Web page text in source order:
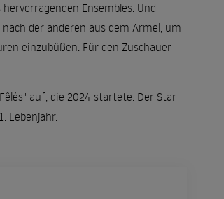
Ensembles. Und
der anderen aus dem Ärmel, um
einzubüßen. Für den Zuschauer
auf, die 2024 startete. Der Star
Lebenjahr.